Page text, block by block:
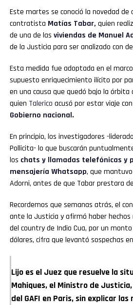
Este martes se conoció la novedad de
contratista Matías Tabar, quien
de una de las viviendas de Manuel
de la Justicia para ser analizado con
Esta medida fue adoptada en el
supuesto enriquecimiento ilícito por
en una causa que quedó bajo la órbita
quien Talerico acusó por estar viaje
Gobierno nacional.
En principio, los investigadores -
Pollicita- lo que buscarán
los chats y llamadas telefónicas y
mensajería Whatsapp, que
Adorni, antes de que Tabar prestara
Recordemos que semanas atrás, el
ante la Justicia y afirmó haber hechos
del country de Indio Cua, por un
dólares, cifra que levantó sospechas
Lijo es el Juez que resuelve la
Mahiques, el Ministro de
del GAFI en Paris, sin explicar